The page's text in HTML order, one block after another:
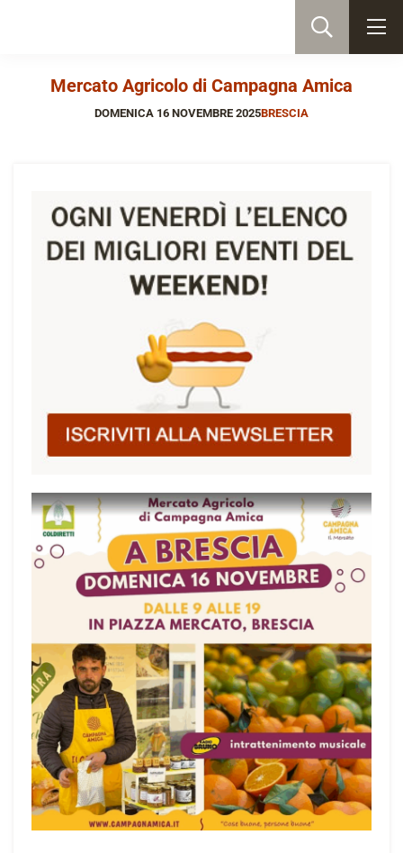
Mercato Agricolo di Campagna Amica
DOMENICA 16 NOVEMBRE 2025BRESCIA